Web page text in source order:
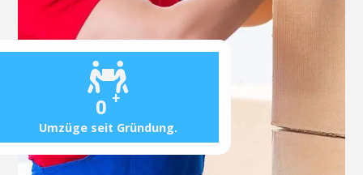
0 +
Umzüge seit Gründung.